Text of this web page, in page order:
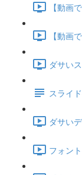
【動画
【動画
ダサい
スライ
ダサい
フォン